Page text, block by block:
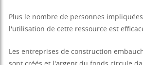
Plus le nombre de personnes
l'utilisation de cette ressource est
Les entreprises de construction